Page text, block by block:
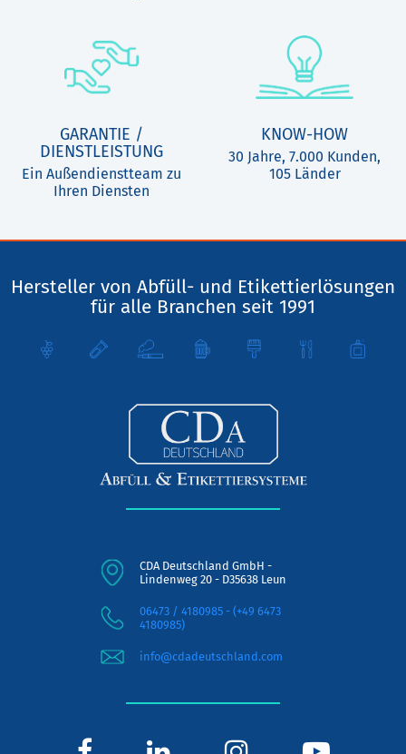
GARANTIE /
DIENSTLEISTUNG
Ein Außendienstteam zu
Ihren Diensten
KNOW-HOW
30 Jahre, 7.000 Kunden,
105 Länder
Hersteller von Abfüll- und Etikettierlösungen
für alle Branchen seit 1991
CDA Deutschland GmbH -
Lindenweg 20 - D35638 Leun
06473 / 4180985 - (+49 6473
4180985)
info@cdadeutschland.com